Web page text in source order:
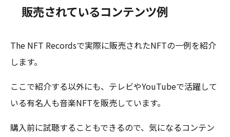
販売されているコンテンツ例
The NFT Recordsで実際に販売されたNFTの一例を紹介
します。
ここで紹介する以外にも、テレビやYouTubeで活躍して
いる有名人も音楽NFTを販売しています。
購入前に試聴することもできるので、気になるコンテン